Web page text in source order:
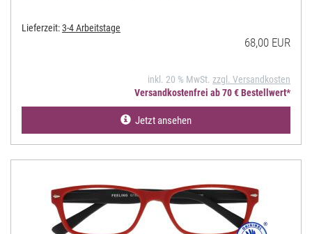
Lieferzeit:3-4 Arbeitstage
68,00 EUR
inkl. 20 % MwSt. zzgl. Versandkosten
Versandkostenfrei ab 70 € Bestellwert*
Jetzt ansehen